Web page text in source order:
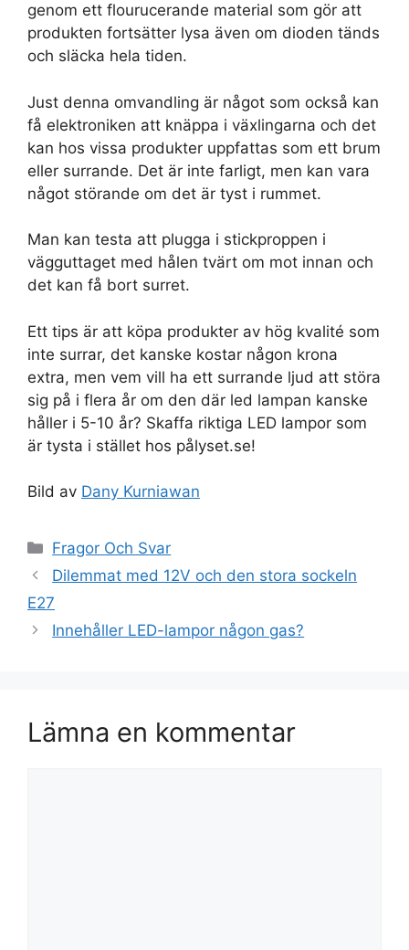
genom ett flourucerande material som gör att
produkten fortsätter lysa även om dioden tänds
och släcka hela tiden.
Just denna omvandling är något som också kan
få elektroniken att knäppa i växlingarna och det
kan hos vissa produkter uppfattas som ett brum
eller surrande. Det är inte farligt, men kan vara
något störande om det är tyst i rummet.
Man kan testa att plugga i stickproppen i
vägguttaget med hålen tvärt om mot innan och
det kan få bort surret.
Ett tips är att köpa produkter av hög kvalité som
inte surrar, det kanske kostar någon krona
extra, men vem vill ha ett surrande ljud att störa
sig på i flera år om den där led lampan kanske
håller i 5-10 år? Skaffa riktiga LED lampor som
är tysta i stället hos pålyset.se!
Bild av Dany Kurniawan
Kategorier
Fragor Och Svar
Dilemmat med 12V och den stora sockeln
E27
Innehåller LED-lampor någon gas?
Lämna en kommentar